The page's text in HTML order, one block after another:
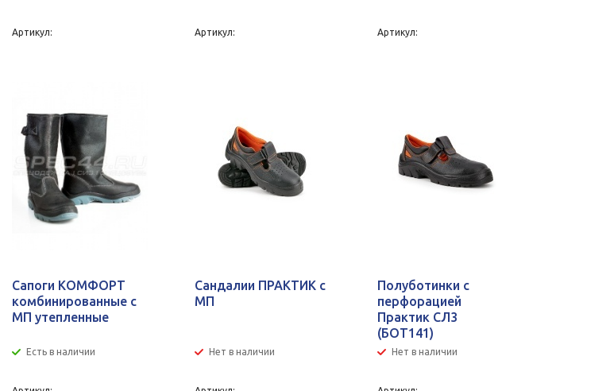
Артикул: Артикул: Артикул:
Сапоги КОМФОРТ
комбинированные с
МП утепленные
Есть в наличии
Сандалии ПРАКТИК с
МП
Нет в наличии
Полуботинки с
перфорацией
Практик СЛ3
(БОТ141)
Нет в наличии